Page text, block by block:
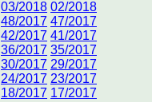
03/2018 02/2018
48/2017 47/2017
42/2017 41/2017
36/2017 35/2017
30/2017 29/2017
24/2017 23/2017
18/2017 17/2017